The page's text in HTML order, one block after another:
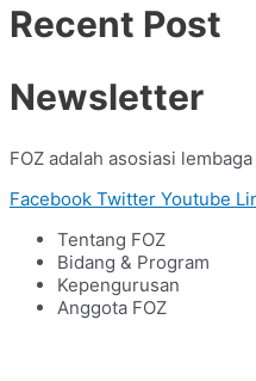
Recent Post
Newsletter
FOZ adalah asosiasi
Facebook Twitter Youtube
Tentang FOZ
Bidang & Program
Kepengurusan
Anggota FOZ